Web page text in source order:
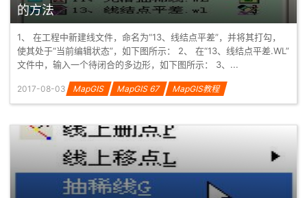
的方法
1、 在工程中新建线文件，命名为“13、线结点平差”，并将其打勾，
使其处于“当前编辑状态”，如下图所示： 2、 在“13、线结点平差.WL”
文件中，输入一个待闭合的多边形，如下图所示： 3、...
2017-08-03 MapGIS MapGIS 67 MapGIS教程